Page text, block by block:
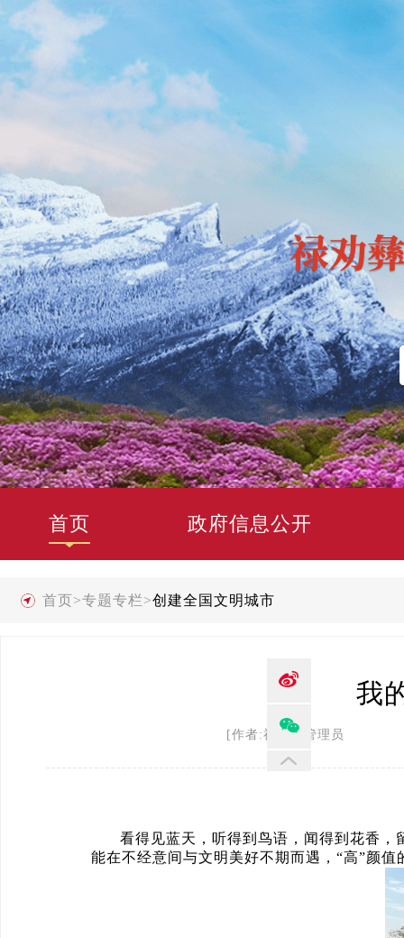
首页 政府信息公开
首页>专题专栏>创建全国文明城市
我
[作者:禄劝县管理员 发
看得见蓝天，听得到鸟语，闻得到花香
能在不经意间与文明美好不期而遇，“高”颜